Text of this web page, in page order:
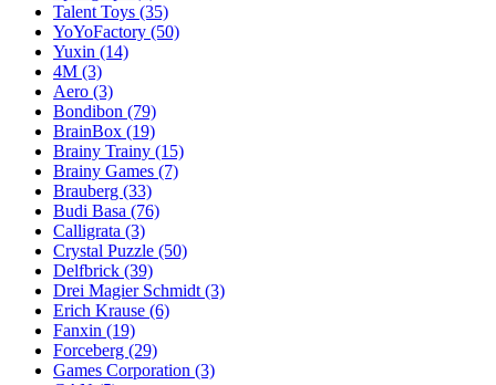
Talent Toys (35)
YoYoFactory (50)
Yuxin (14)
4M (3)
Aero (3)
Bondibon (79)
BrainBox (19)
Brainy Trainy (15)
Brainy Games (7)
Brauberg (33)
Budi Basa (76)
Calligrata (3)
Crystal Puzzle (50)
Delfbrick (39)
Drei Magier Schmidt (3)
Erich Krause (6)
Fanxin (19)
Forceberg (29)
Games Corporation (3)